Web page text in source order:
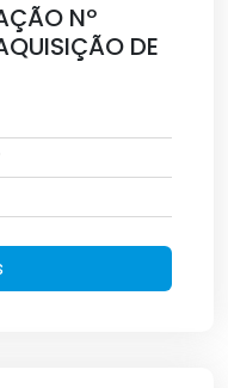
Nº
DE